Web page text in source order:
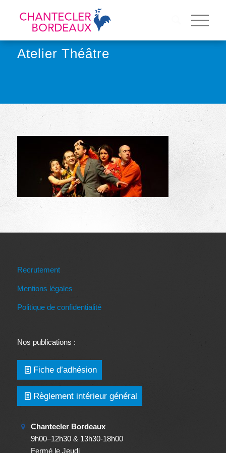
Atelier Théâtre
Recrutement
Mentions légales
Politique de confidentialité
Nos publications :
Fiche d’adhésion
Règlement intérieur général
Chantecler Bordeaux
9h00–12h30 & 13h30-18h00
Fermé le Jeudi